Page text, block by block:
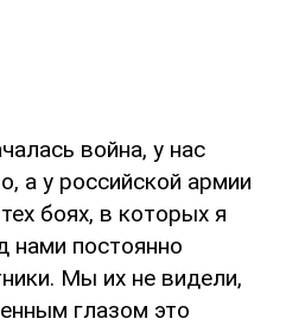
война, у нас
а у российской армии
боях, в которых я
нами постоянно
Мы их не видели,
глазом это